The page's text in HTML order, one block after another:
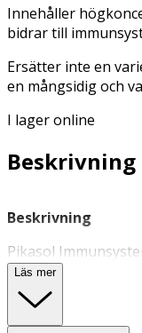
Innehåller
bidrar till
Ersätter inte en
en mångsidig och
I lager online
Beskrivning
Beskrivning
Pikasol
högkoncentrerad
immunsystemets
enklare att svälja.
Läs mer